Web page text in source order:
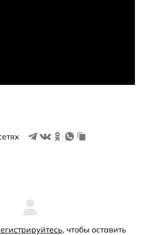
, чтобы оставить